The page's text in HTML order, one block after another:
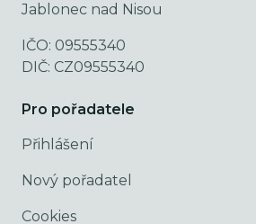
Jablonec nad Nisou
IČO: 09555340
DIČ: CZ09555340
Pro pořadatele
Přihlášení
Nový pořadatel
Cookies